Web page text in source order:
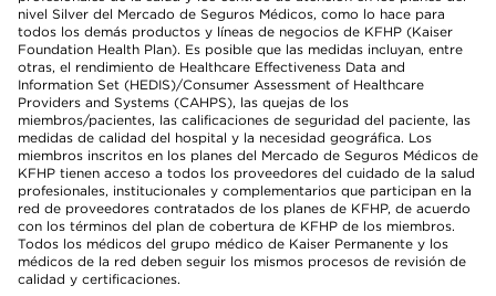
nivel Silver del Mercado de Seguros Médicos, como lo hace para
todos los demás productos y líneas de negocios de KFHP (Kaiser
Foundation Health Plan). Es posible que las medidas incluyan, entre
otras, el rendimiento de Healthcare Effectiveness Data and
Information Set (HEDIS)/Consumer Assessment of Healthcare
Providers and Systems (CAHPS), las quejas de los
miembros/pacientes, las calificaciones de seguridad del paciente, las
medidas de calidad del hospital y la necesidad geográfica. Los
miembros inscritos en los planes del Mercado de Seguros Médicos de
KFHP tienen acceso a todos los proveedores del cuidado de la salud
profesionales, institucionales y complementarios que participan en la
red de proveedores contratados de los planes de KFHP, de acuerdo
con los términos del plan de cobertura de KFHP de los miembros.
Todos los médicos del grupo médico de Kaiser Permanente y los
médicos de la red deben seguir los mismos procesos de revisión de
calidad y certificaciones.